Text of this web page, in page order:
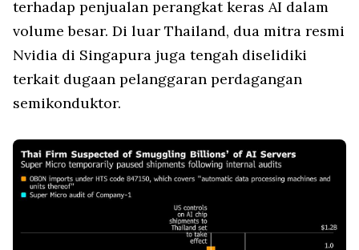
terhadap penjualan perangkat keras AI dalam
volume besar. Di luar Thailand, dua mitra resmi
Nvidia di Singapura juga tengah diselidiki
terkait dugaan pelanggaran perdagangan
semikonduktor.